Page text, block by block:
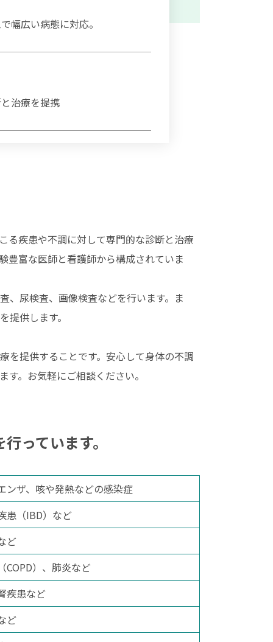
幅広い病態に対応。
治療を提携
る疾患や不調に対して専門的な診断と治療
豊富な医師と看護師から構成されていま
、尿検査、画像検査などを行います。ま
供します。
を提供することです。安心して身体の不調
。お気軽にご相談ください。
っています。
ンザ、咳や発熱などの感染症
患（IBD）など
ど
COPD）、肺炎など
疾患など
ど